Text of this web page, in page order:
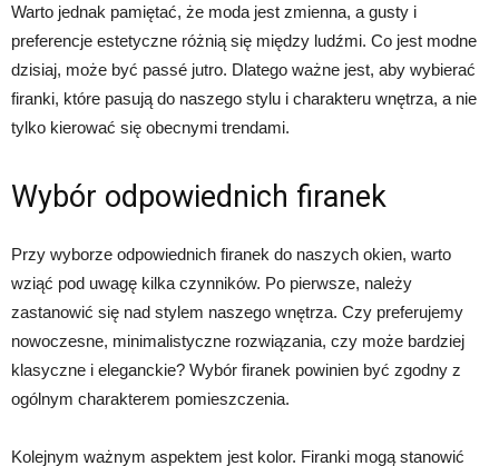
Warto jednak pamiętać, że moda jest zmienna, a gusty i
preferencje estetyczne różnią się między ludźmi. Co jest modne
dzisiaj, może być passé jutro. Dlatego ważne jest, aby wybierać
firanki, które pasują do naszego stylu i charakteru wnętrza, a nie
tylko kierować się obecnymi trendami.
Wybór odpowiednich firanek
Przy wyborze odpowiednich firanek do naszych okien, warto
wziąć pod uwagę kilka czynników. Po pierwsze, należy
zastanowić się nad stylem naszego wnętrza. Czy preferujemy
nowoczesne, minimalistyczne rozwiązania, czy może bardziej
klasyczne i eleganckie? Wybór firanek powinien być zgodny z
ogólnym charakterem pomieszczenia.
Kolejnym ważnym aspektem jest kolor. Firanki mogą stanowić